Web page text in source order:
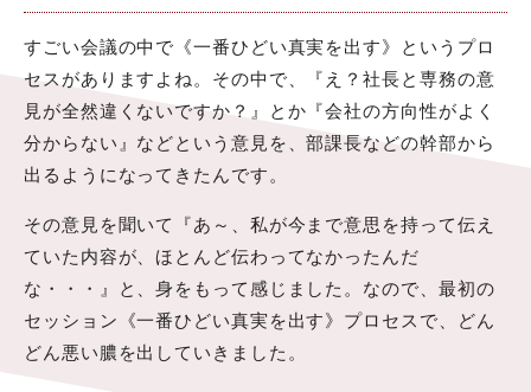
すごい会議の中で《一番ひどい真実を出す》というプロ
セスがありますよね。その中で、『え？社長と専務の意
見が全然違くないですか？』とか『会社の方向性がよく
分からない』などという意見を、部課長などの幹部から
出るようになってきたんです。
その意見を聞いて『あ～、私が今まで意思を持って伝え
ていた内容が、ほとんど伝わってなかったんだ
な・・・』と、身をもって感じました。なので、最初の
セッション《一番ひどい真実を出す》プロセスで、どん
どん悪い膿を出していきました。